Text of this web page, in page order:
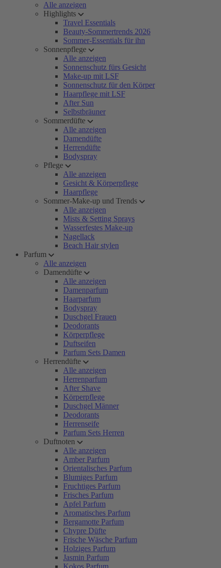
Alle anzeigen
Highlights
Travel Essentials
Beauty-Sommertrends 2026
Sommer-Essentials für ihn
Sonnenpflege
Alle anzeigen
Sonnenschutz fürs Gesicht
Make-up mit LSF
Sonnenschutz für den Körper
Haarpflege mit LSF
After Sun
Selbstbräuner
Sommerdüfte
Alle anzeigen
Damendüfte
Herrendüfte
Bodyspray
Pflege
Alle anzeigen
Gesicht & Körperpflege
Haarpflege
Sommer-Make-up und Trends
Alle anzeigen
Mists & Setting Sprays
Wasserfestes Make-up
Nagellack
Beach Hair stylen
Parfum
Alle anzeigen
Damendüfte
Alle anzeigen
Damenparfum
Haarparfum
Bodyspray
Duschgel Frauen
Deodorants
Körperpflege
Duftseifen
Parfum Sets Damen
Herrendüfte
Alle anzeigen
Herrenparfum
After Shave
Körperpflege
Duschgel Männer
Deodorants
Herrenseife
Parfum Sets Herren
Duftnoten
Alle anzeigen
Amber Parfum
Orientalisches Parfum
Blumiges Parfum
Fruchtiges Parfum
Frisches Parfum
Apfel Parfum
Aromatisches Parfum
Bergamotte Parfum
Chypre Düfte
Frische Wäsche Parfum
Holziges Parfum
Jasmin Parfum
Kokos Parfum